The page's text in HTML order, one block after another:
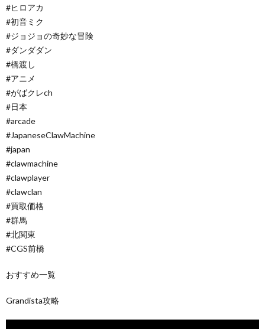
#ヒロアカ
#初音ミク
#ジョジョの奇妙な冒険
#ダンダダン
#橋渡し
#アニメ
#がばクレch
#日本
#arcade
#JapaneseClawMachine
#japan
#clawmachine
#clawplayer
#clawclan
#買取価格
#群馬
#北関東
#CGS前橋
おすすめ一覧
Grandista攻略